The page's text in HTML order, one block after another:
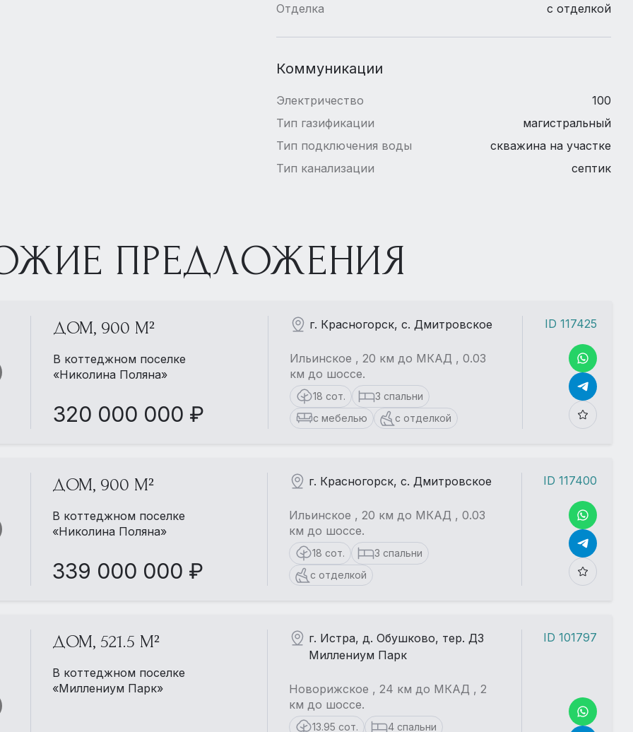
Отделка
с отделкой
Коммуникации
Электричество
100
Тип газификации
магистральный
Тип подключения воды
скважина на участке
Тип канализации
септик
ПРЕДЛОЖЕНИЯ
ДОМ, 900 М²
В коттеджном поселке
«Николина Поляна»
320 000 000 ₽
г. Красногорск, с. Дмитровское
Ильинское , 20 км до МКАД , 0.03
км до шоссе.
18 сот.
3 спальни
с мебелью
с отделкой
ID 117425
ДОМ, 900 М²
В коттеджном поселке
«Николина Поляна»
339 000 000 ₽
г. Красногорск, с. Дмитровское
Ильинское , 20 км до МКАД , 0.03
км до шоссе.
18 сот.
3 спальни
с отделкой
ID 117400
ДОМ, 521.5 М²
В коттеджном поселке
«Миллениум Парк»
г. Истра, д. Обушково, тер. ДЗ
Миллениум Парк
Новорижское , 24 км до МКАД , 2
км до шоссе.
13.95 сот.
4 спальни
ID 101797